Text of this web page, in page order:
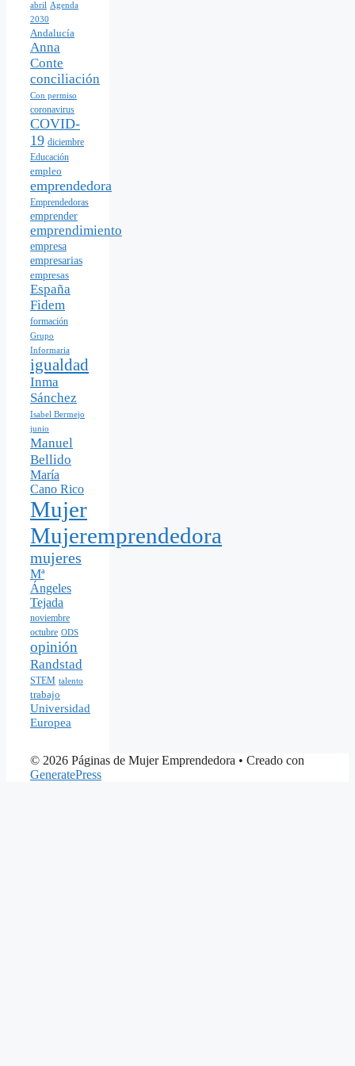
abril Agenda
2030
Andalucía
Anna
Conte
conciliación
Con permiso
coronavirus
COVID-
19 diciembre
Educación
empleo
emprendedora
Emprendedoras
emprender
emprendimiento
empresa
empresarias
empresas
España
Fidem
formación
Grupo
Informaria
igualdad
Inma
Sánchez
Isabel Bermejo
junio
Manuel
Bellido
María
Cano Rico
Mujer
Mujeremprendedora
mujeres
Mª
Ángeles
Tejada
noviembre
octubre ODS
opinión
Randstad
STEM talento
trabajo
Universidad
Europea
© 2026 Páginas de Mujer Emprendedora • Creado con
GeneratePress